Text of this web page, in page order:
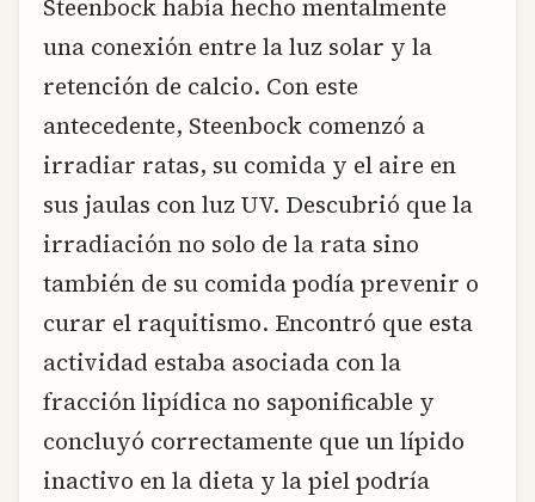
Steenbock había hecho mentalmente
una conexión entre la luz solar y la
retención de calcio. Con este
antecedente, Steenbock comenzó a
irradiar ratas, su comida y el aire en
sus jaulas con luz UV. Descubrió que la
irradiación no solo de la rata sino
también de su comida podía prevenir o
curar el raquitismo. Encontró que esta
actividad estaba asociada con la
fracción lipídica no saponificable y
concluyó correctamente que un lípido
inactivo en la dieta y la piel podría